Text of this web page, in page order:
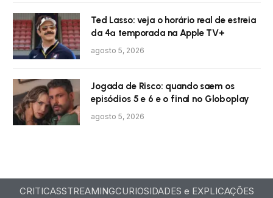
Ted Lasso: veja o horário real de estreia
da 4ª temporada na Apple TV+
agosto 5, 2026
Jogada de Risco: quando saem os
episódios 5 e 6 e o final no Globoplay
agosto 5, 2026
CRITICASSTREAMINGCURIOSIDADES e EXPLICAÇÕES